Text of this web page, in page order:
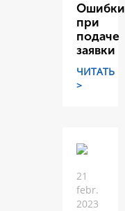
Ошибки
при
подаче
заявки
ЧИТАТЬ
>
21
febr.
2023